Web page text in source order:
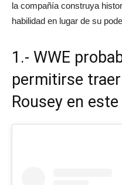
la compañía construya
habilidad en lugar de su
1.- WWE
permitirse
Rousey en